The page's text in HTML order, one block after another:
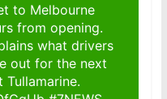
to Melbourne
from opening.
what drivers
out for the next